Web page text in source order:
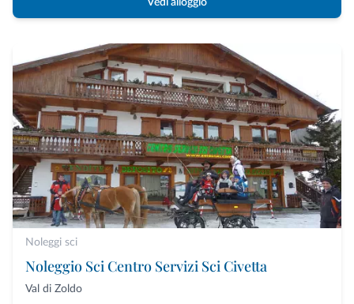
Vedi alloggio
Noleggi sci
Noleggio Sci Centro Servizi Sci Civetta
Val di Zoldo